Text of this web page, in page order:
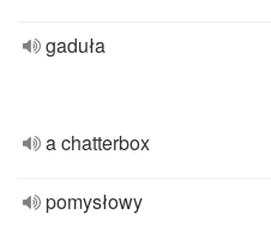
gaduła
a chatterbox
pomysłowy